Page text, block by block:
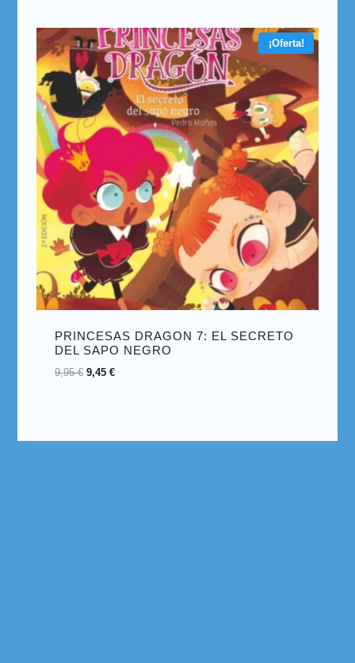
¡Oferta!
PRINCESAS DRAGON 7: EL SECRETO
DEL SAPO NEGRO
9,95€ 9,45€